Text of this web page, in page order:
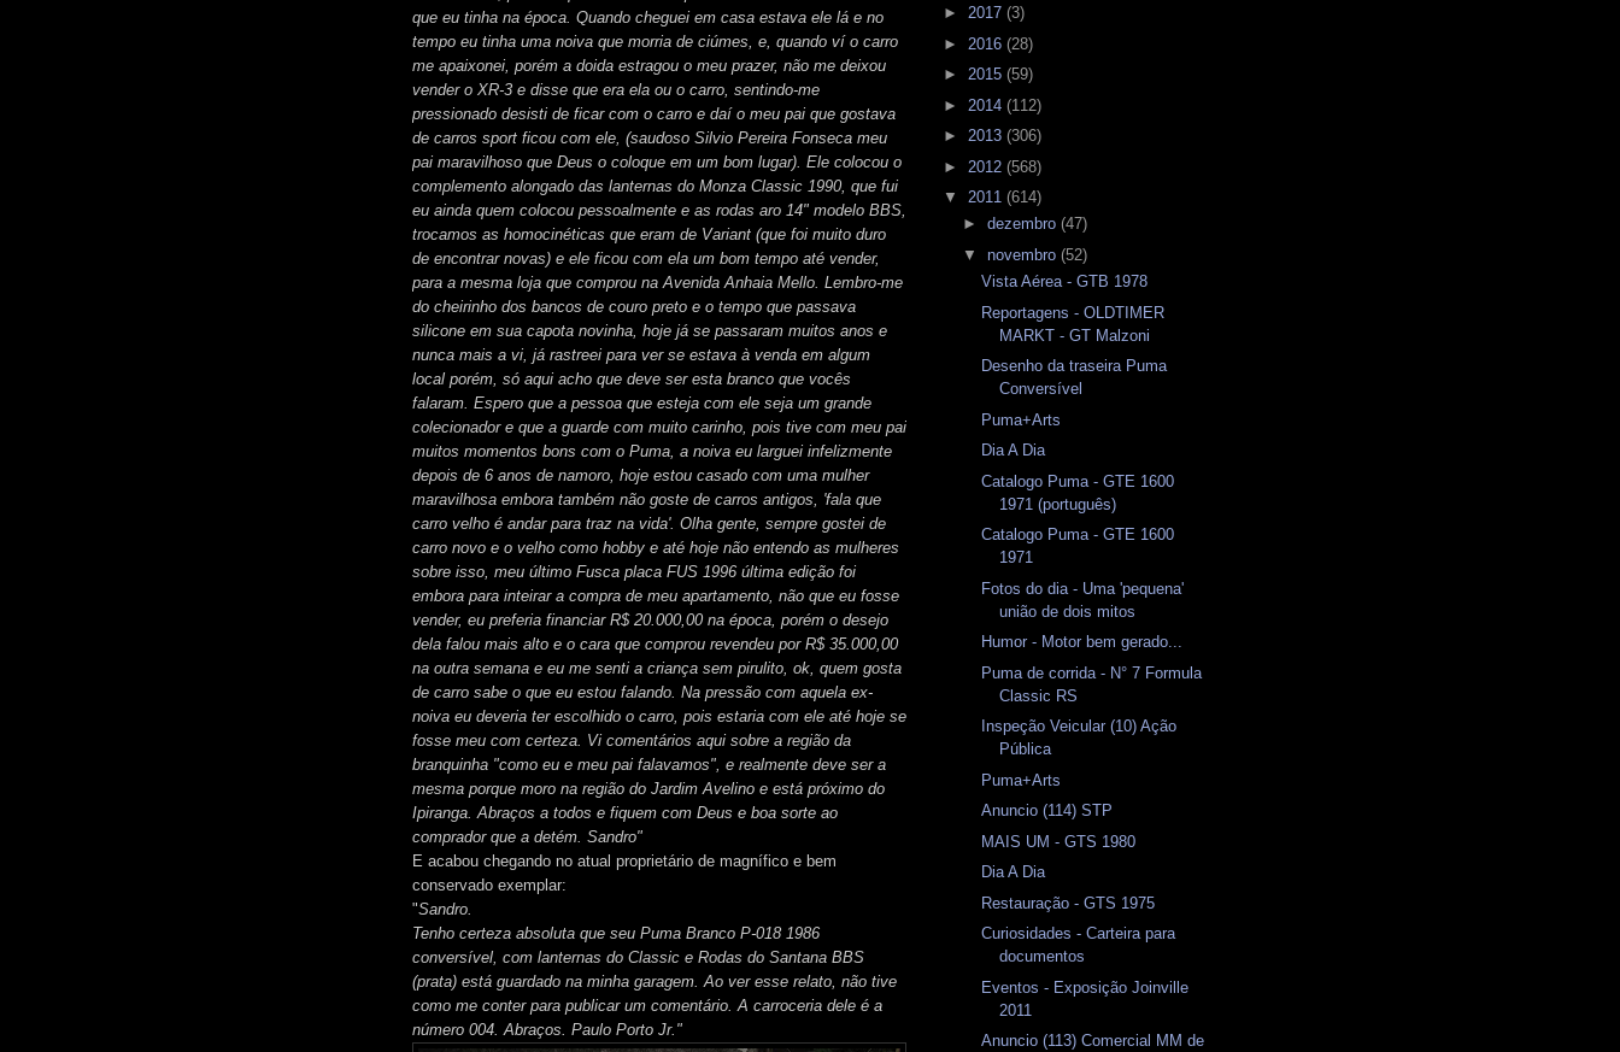
que eu tinha na época. Quando cheguei em casa estava ele lá e no
tempo eu tinha uma noiva que morria de ciúmes, e, quando ví o carro
me apaixonei, porém a doida estragou o meu prazer, não me deixou
vender o XR-3 e disse que era ela ou o carro, sentindo-me
pressionado desisti de ficar com o carro e daí o meu pai que gostava
de carros sport ficou com ele, (saudoso Silvio Pereira Fonseca meu
pai maravilhoso que Deus o coloque em um bom lugar). Ele colocou o
complemento alongado das lanternas do Monza Classic 1990, que fui
eu ainda quem colocou pessoalmente e as rodas aro 14" modelo BBS,
trocamos as homocinéticas que eram de Variant (que foi muito duro
de encontrar novas) e ele ficou com ela um bom tempo até vender,
para a mesma loja que comprou na Avenida Anhaia Mello. Lembro-me
do cheirinho dos bancos de couro preto e o tempo que passava
silicone em sua capota novinha, hoje já se passaram muitos anos e
nunca mais a vi, já rastreei para ver se estava à venda em algum
local porém, só aqui acho que deve ser esta branco que vocês
falaram. Espero que a pessoa que esteja com ele seja um grande
colecionador e que a guarde com muito carinho, pois tive com meu pai
muitos momentos bons com o Puma, a noiva eu larguei infelizmente
depois de 6 anos de namoro, hoje estou casado com uma mulher
maravilhosa embora também não goste de carros antigos, 'fala que
carro velho é andar para traz na vida'. Olha gente, sempre gostei de
carro novo e o velho como hobby e até hoje não entendo as mulheres
sobre isso, meu último Fusca placa FUS 1996 última edição foi
embora para inteirar a compra de meu apartamento, não que eu fosse
vender, eu preferia financiar R$ 20.000,00 na época, porém o desejo
dela falou mais alto e o cara que comprou revendeu por R$ 35.000,00
na outra semana e eu me senti a criança sem pirulito, ok, quem gosta
de carro sabe o que eu estou falando. Na pressão com aquela ex-
noiva eu deveria ter escolhido o carro, pois estaria com ele até hoje se
fosse meu com certeza. Vi comentários aqui sobre a região da
branquinha "como eu e meu pai falavamos", e realmente deve ser a
mesma porque moro na região do Jardim Avelino e está próximo do
Ipiranga. Abraços a todos e fiquem com Deus e boa sorte ao
comprador que a detém. Sandro"
E acabou chegando no atual proprietário de magnífico e bem
conservado exemplar:
"Sandro.
Tenho certeza absoluta que seu Puma Branco P-018 1986
conversível, com lanternas do Classic e Rodas do Santana BBS
(prata) está guardado na minha garagem. Ao ver esse relato, não tive
como me conter para publicar um comentário. A carroceria dele é a
número 004. Abraços. Paulo Porto Jr."
► 2017 (3)
► 2016 (28)
► 2015 (59)
► 2014 (112)
► 2013 (306)
► 2012 (568)
▼ 2011 (614)
► dezembro (47)
▼ novembro (52)
Vista Aérea - GTB 1978
Reportagens - OLDTIMER
MARKT - GT Malzoni
Desenho da traseira Puma
Conversível
Puma+Arts
Dia A Dia
Catalogo Puma - GTE 1600
1971 (português)
Catalogo Puma - GTE 1600
1971
Fotos do dia - Uma 'pequena'
união de dois mitos
Humor - Motor bem gerado...
Puma de corrida - N° 7 Formula
Classic RS
Inspeção Veicular (10) Ação
Pública
Puma+Arts
Anuncio (114) STP
MAIS UM - GTS 1980
Dia A Dia
Restauração - GTS 1975
Curiosidades - Carteira para
documentos
Eventos - Exposição Joinville
2011
Anuncio (113) Comercial MM de